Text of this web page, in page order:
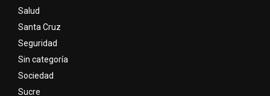
Salud
Santa Cruz
Seguridad
Sin categoría
Sociedad
Sucre